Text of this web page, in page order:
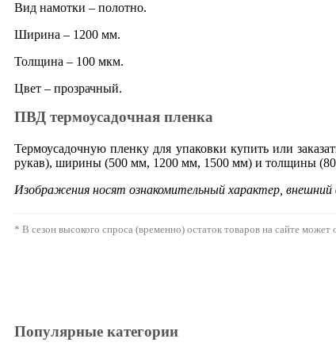
Вид намотки – полотно.
Ширина – 1200 мм.
Толщина – 100 мкм.
Цвет – прозрачный.
ПВД термоусадочная пленка
Термоусадочную пленку для упаковки купить или
рукав), ширины (500 мм, 1200 мм, 1500 мм) и толщины
Изображения носят ознакомительный характер,
* В сезон высокого спроса (временно) остаток товаров на сайте
Популярные категории